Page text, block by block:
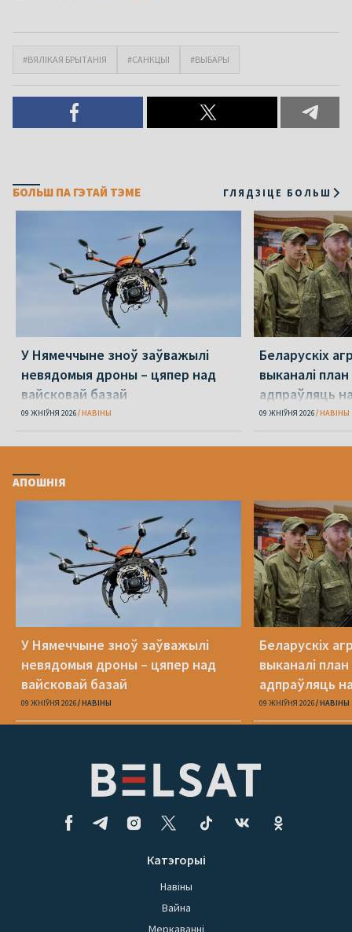
#ВЯЛІКАЯ БРЫТАНІЯ #САНКЦЫІ #ВЫБАРЫ
БОЛЬШ ПА ГЭТАЙ ТЭМЕ ГЛЯДЗІЦЕ БОЛЬШ
У Нямеччыне зноў заўважылі
невядомыя дроны – цяпер над
вайсковай базай
09 ЖНІЎНЯ 2026 НАВІНЫ
Беларускіх
выканалі
адпраўляць
09 ЖНІЎНЯ 2026 НАВІНЫ
АПОШНІЯ
У Нямеччыне зноў заўважылі
невядомыя дроны – цяпер над
вайсковай базай
09 ЖНІЎНЯ 2026 НАВІНЫ
Беларускіх
выканалі
адпраўляць
09 ЖНІЎНЯ 2026 НАВІНЫ
Катэгорыі
Навіны
Вайна
Меркаванні